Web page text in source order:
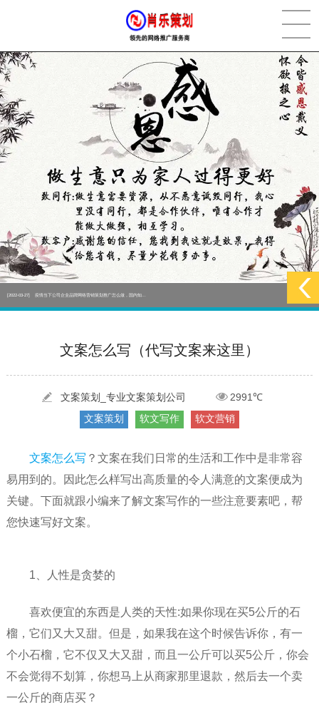
[2022-05-29] 实体门店如何做网络推广吸引客户，实体店网络营销技巧... 更多 >
[2022-05-04] 污水处理设备厂家产品如何做网络推广（污水处理项目网... 更多 >
更多 >
文案怎么写（代写文案来这里）
文案策划_专业文案策划公司
2991℃
文案策划
软文写作 软文营销
文案怎么写 ？文案在我们日常的生活和工作中是非常容
易用到的。因此怎么样写出高质量的令人满意的文案便成为
关键。下面就跟小编来了解文案写作的一些注意要素吧，帮
您快速写好文案。
1、人性是贪婪的
喜欢便宜的东西是人类的天性:如果你现在买5公斤的石
榴，它们又大又甜。但是，如果我在这个时候告诉你，有一
个小石榴，它不仅又大又甜，而且一公斤可以买5公斤，你会
不会觉得不划算，你想马上从商家那里退款，然后去一个卖
一公斤的商店买？